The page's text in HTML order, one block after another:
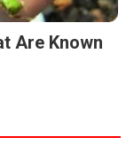
Are Known